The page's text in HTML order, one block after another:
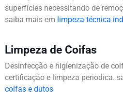
superfícies necessitando de
saiba mais em limpeza técnica
Limpeza de Coifas
Desinfecção e higienização de
certificação e limpeza periodica.
coifas e dutos